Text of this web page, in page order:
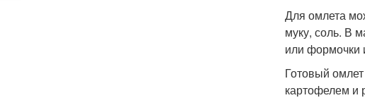
Для омлета
муку, соль. В
или формочки
Готовый
картофелем и